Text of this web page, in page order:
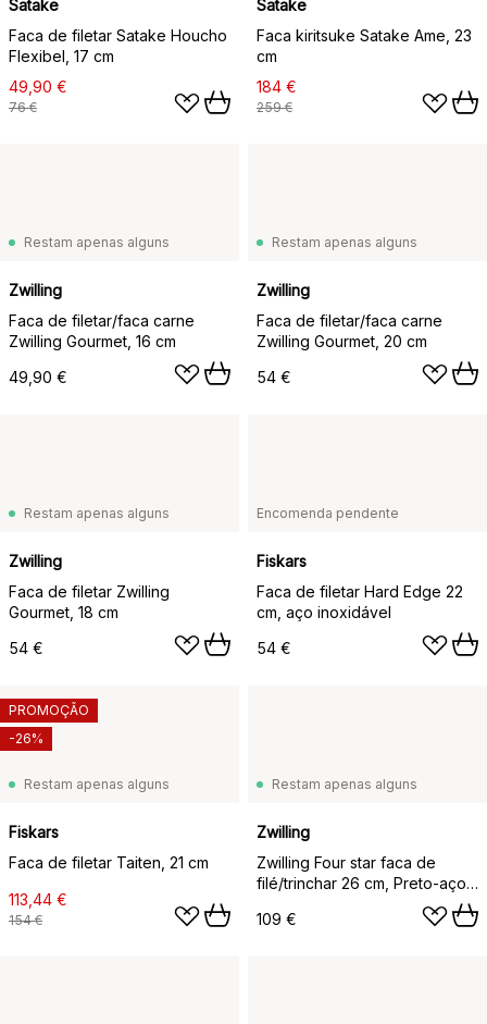
Satake
Faca de filetar Satake Houcho
Flexibel, 17 cm
49,90 €
76 €
Satake
Faca kiritsuke Satake Ame, 23
cm
184 €
259 €
Restam apenas alguns
Zwilling
Faca de filetar/faca carne
Zwilling Gourmet, 16 cm
49,90 €
Restam apenas alguns
Zwilling
Faca de filetar/faca carne
Zwilling Gourmet, 20 cm
54 €
Restam apenas alguns
Zwilling
Faca de filetar Zwilling
Gourmet, 18 cm
54 €
Encomenda pendente
Fiskars
Faca de filetar Hard Edge 22
cm, aço inoxidável
54 €
Restam apenas alguns
Fiskars
Faca de filetar Taiten, 21 cm
113,44 €
154 €
PROMOÇÃO
-26%
Restam apenas alguns
Zwilling
Zwilling Four star faca de
filé/trinchar 26 cm, Preto-aço
109 €